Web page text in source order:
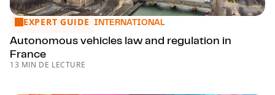
Autonomous vehicles law and regulation in France
EXPERT GUIDE INTERNATIONAL
Autonomous vehicles law and regulation in
France
13 MIN DE LECTURE